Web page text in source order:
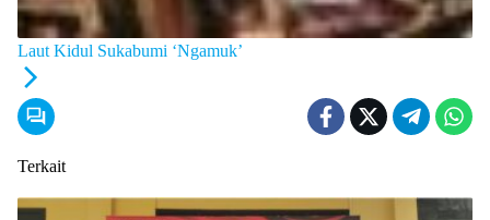
Laut Kidul Sukabumi ‘Ngamuk’
Terkait